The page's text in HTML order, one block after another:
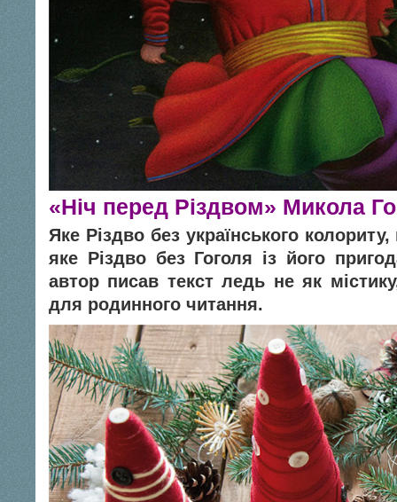
«Ніч перед Різдвом» Микола
Яке Різдво без українського
яке Різдво без Гоголя із його
автор писав текст ледь не як
для родинного читання.